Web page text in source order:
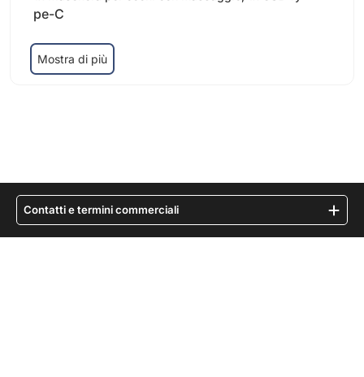
pe-C
Mostra di più
Contatti e termini commerciali